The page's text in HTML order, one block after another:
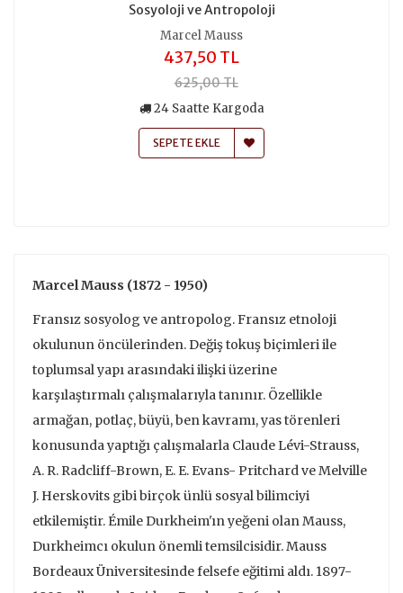
Sosyoloji ve Antropoloji
Marcel Mauss
437,50 TL
625,00 TL
24 Saatte Kargoda
SEPETE EKLE
Marcel Mauss (1872 - 1950)
Fransız sosyolog ve antropolog. Fransız etnoloji
okulunun öncülerinden. Değiş tokuş biçimleri ile
toplumsal yapı arasındaki ilişki üzerine
karşılaştırmalı çalışmalarıyla tanınır. Özellikle
armağan, potlaç, büyü, ben kavramı, yas törenleri
konusunda yaptığı çalışmalarla Claude Lévi-Strauss,
A. R. Radcliff-Brown, E. E. Evans- Pritchard ve Melville
J. Herskovits gibi birçokünlü sosyal bilimciyi
etkilemiştir. Émile Durkheim'ın yeğeni olan Mauss,
Durkheimcı okulun önemli temsilcisidir. Mauss
Bordeaux Üniversitesinde felsefe eğitimi aldı. 1897-